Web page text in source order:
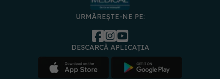
URMĂREȘTE-NE PE:
DESCARCĂ APLICAȚIA